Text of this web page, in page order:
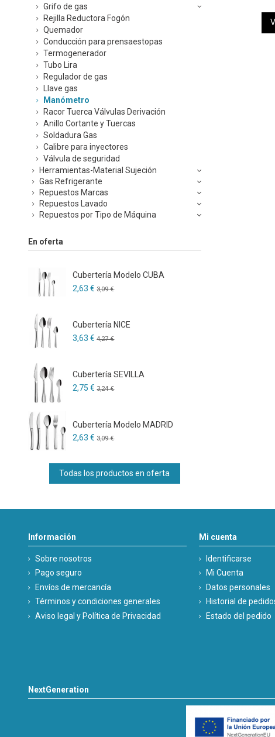
Grifo de gas
Rejilla Reductora Fogón
Quemador
Conducción para prensaestopas
Termogenerador
Tubo Lira
Regulador de gas
Llave gas
Manómetro
Racor Tuerca Válvulas Derivación
Anillo Cortante y Tuercas
Soldadura Gas
Calibre para inyectores
Válvula de seguridad
Herramientas-Material Sujeción
Gas Refrigerante
Repuestos Marcas
Repuestos Lavado
Repuestos por Tipo de Máquina
En oferta
Cubertería Modelo CUBA
2,63 € 3,09 €
Cubertería NICE
3,63 € 4,27 €
Cubertería SEVILLA
2,75 € 3,24 €
Cubertería Modelo MADRID
2,63 € 3,09 €
Todas los productos en oferta
Información
Sobre nosotros
Pago seguro
Envíos de mercancía
Términos y condiciones generales
Aviso legal y Política de Privacidad
Mi cuenta
Identificarse
Mi Cuenta
Datos personales
Historial de
Estado del pedido
NextGeneration